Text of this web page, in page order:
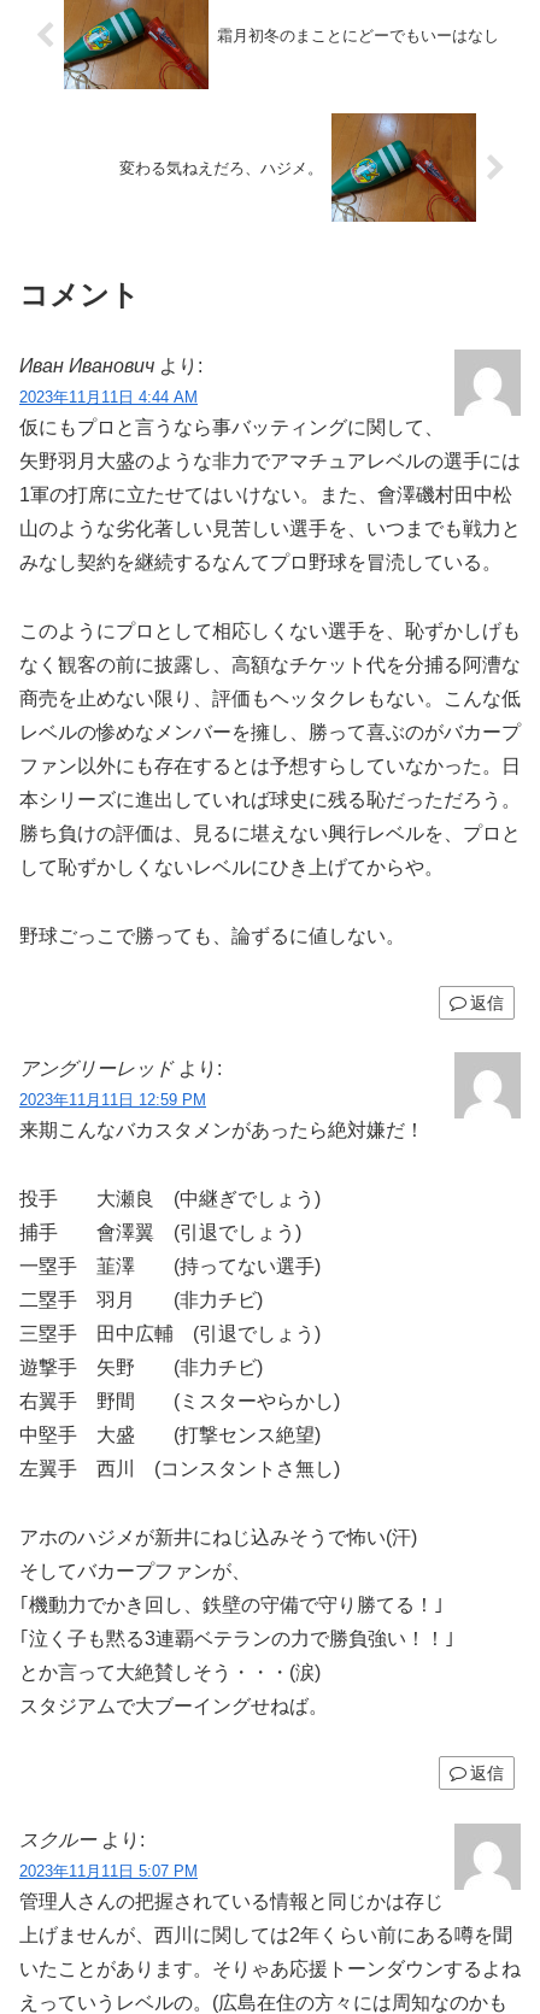
霜月初冬のまことにどーでもいーはなし
変わる気ねえだろ、ハジメ。
コメント
Иван Иванович より:
2023年11月11日 4:44 AM
仮にもプロと言うなら事バッティングに関して、
矢野羽月大盛のような非力でアマチュアレベルの選手には
1軍の打席に立たせてはいけない。また、會澤磯村田中松
山のような劣化著しい見苦しい選手を、いつまでも戦力と
みなし契約を継続するなんてプロ野球を冒涜している。
このようにプロとして相応しくない選手を、恥ずかしげも
なく観客の前に披露し、高額なチケット代を分捕る阿漕な
商売を止めない限り、評価もヘッタクレもない。こんな低
レベルの惨めなメンバーを擁し、勝って喜ぶのがバカープ
ファン以外にも存在するとは予想すらしていなかった。日
本シリーズに進出していれば球史に残る恥だっただろう。
勝ち負けの評価は、見るに堪えない興行レベルを、プロと
して恥ずかしくないレベルにひき上げてからや。
野球ごっこで勝っても、論ずるに値しない。
返信
アングリーレッド より:
2023年11月11日 12:59 PM
来期こんなバカスタメンがあったら絶対嫌だ！
投手 大瀬良 (中継ぎでしょう)
捕手 會澤翼 (引退でしょう)
一塁手 韮澤 (持ってない選手)
二塁手 羽月 (非力チビ)
三塁手 田中広輔 (引退でしょう)
遊撃手 矢野 (非力チビ)
右翼手 野間 (ミスターやらかし)
中堅手 大盛 (打撃センス絶望)
左翼手 西川 (コンスタントさ無し)
アホのハジメが新井にねじ込みそうで怖い(汗)
そしてバカープファンが、
｢機動力でかき回し、鉄壁の守備で守り勝てる！｣
｢泣く子も黙る3連覇ベテランの力で勝負強い！！｣
とか言って大絶賛しそう・・・(涙)
スタジアムで大ブーイングせねば。
返信
スクルー より:
2023年11月11日 5:07 PM
管理人さんの把握されている情報と同じかは存じ
上げませんが、西川に関しては2年くらい前にある噂を聞
いたことがあります。そりゃあ応援トーンダウンするよね
えっていうレベルの。(広島在住の方々には周知なのかも